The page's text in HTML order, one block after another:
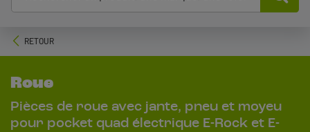
RETOUR
Roue
Pièces de roue avec jante, pneu et moyeu
pour pocket quad électrique E-Rock et E-